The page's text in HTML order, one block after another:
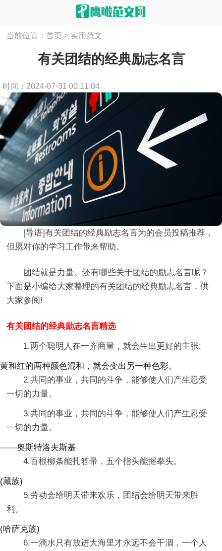
当前位置：首页 > 实用范文
有关团结的经典励志名言
时间：2024-07-31 00:11:04
[导语]有关团结的经典励志名言为的会员投稿推荐，
但愿对你的学习工作带来帮助。
团结就是力量。还有哪些关于团结的励志名言呢？
下面是小编给大家整理的有关团结的经典励志名言，供
大家参阅!
有关团结的经典励志名言精选
1.两个聪明人在一齐商量，就会生出更好的主张;
黄和红的两种颜色混和，就会变出另一种色彩。
2.共同的事业，共同的斗争，能够使人们产生忍受
一切的力量。
3.共同的事业，共同的斗争，能够使人们产生忍受
一切的力量。
——奥斯特洛夫斯基
4.百根柳条能扎笤帚，五个指头能握拳头。
(藏族)
5.劳动会给明天带来欢乐，团结会给明天带来胜
利。
(哈萨克族)
6.一滴水只有放进大海里才永远不会干涸，一个人